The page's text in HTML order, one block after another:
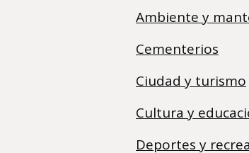
Ambiente y
Cementerios
Ciudad y turismo
Cultura y
Deportes y